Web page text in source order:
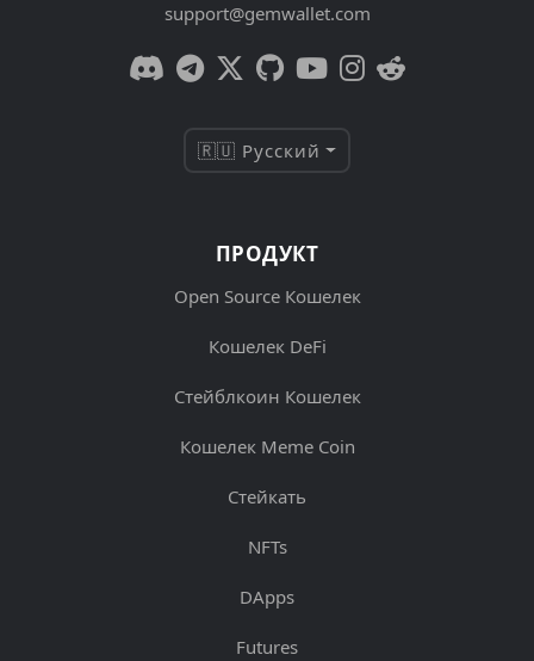
support@gemwallet.com
🇷🇺 Русский
ПРОДУКТ
Open Source Кошелек
Кошелек DeFi
Стейблкоин Кошелек
Кошелек Meme Coin
Стейкать
NFTs
DApps
Futures